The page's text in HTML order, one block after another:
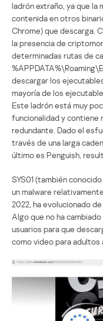
ladrón extraño, ya que
contenida en otros
Chrome) que descarga.
la presencia de
determinadas rutas de
descargar los
mayoría de los
Este ladrón está muy
funcionalidad y contiene
redundante. Dado el
través de una larga
último es Penguish,
SYS01 (también
un malware
2022, ha evolucionado
Algo que no ha
usuarios para que
como video para adultos